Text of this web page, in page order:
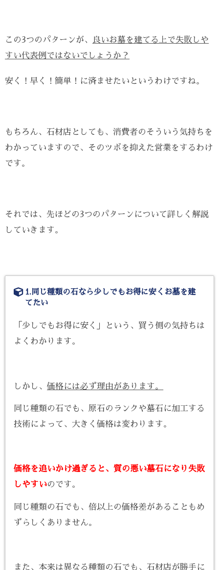
この3つのパターンが、
良いお墓を建てる上で失敗しや
すい代表例ではないでしょうか？
安く！早く！簡単！に済ませたいというわけですね。
もちろん、石材店としても、消費者のそういう気持ちを
わかっていますので、そのツボを抑えた営業をするわけ
です。
それでは、先ほどの3つのパターンについて詳しく解説
していきます。
1.同じ種類の石なら少しでもお得に安くお墓を建
てたい
「少しでもお得に安く」という、買う側の気持ちは
よくわかります。
しかし、価格には必ず理由があります。
同じ種類の石でも、原石のランクや墓石に加工する
技術によって、大きく価格は変わります。
価格を追いかけ過ぎると、質の悪い墓石になり失敗
しやすいのです。
同じ種類の石でも、倍以上の価格差があることもめ
ずらしくありません。
また、本来は異なる種類の石でも、石材店が勝手に